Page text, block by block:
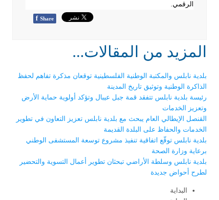
الرقمي.
f Share
المزيد من المقالات...
بلدية نابلس والمكتبة الوطنية الفلسطينية توقعان مذكرة تفاهم لحفظ
الذاكرة الوطنية وتوثيق تاريخ المدينة
رئيسة بلدية نابلس تتفقد قمة جبل عيبال وتؤكد أولوية حماية الأرض
وتعزيز الخدمات
القنصل الإيطالي العام يبحث مع بلدية نابلس تعزيز التعاون في تطوير
الخدمات والحفاظ على البلدة القديمة
بلدية نابلس توقّع اتفاقية تنفيذ مشروع توسعة المستشفى الوطني
برعاية وزارة الصحة
بلدية نابلس وسلطة الأراضي تبحثان تطوير أعمال التسوية والتحضير
لطرح أحواض جديدة
البداية